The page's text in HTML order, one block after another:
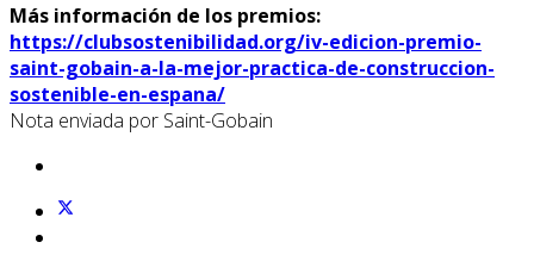
Más información de los premios:
https://clubsostenibilidad.org/iv-edicion-premio-
saint-gobain-a-la-mejor-practica-de-construccion-
sostenible-en-espana/
Nota enviada por Saint-Gobain